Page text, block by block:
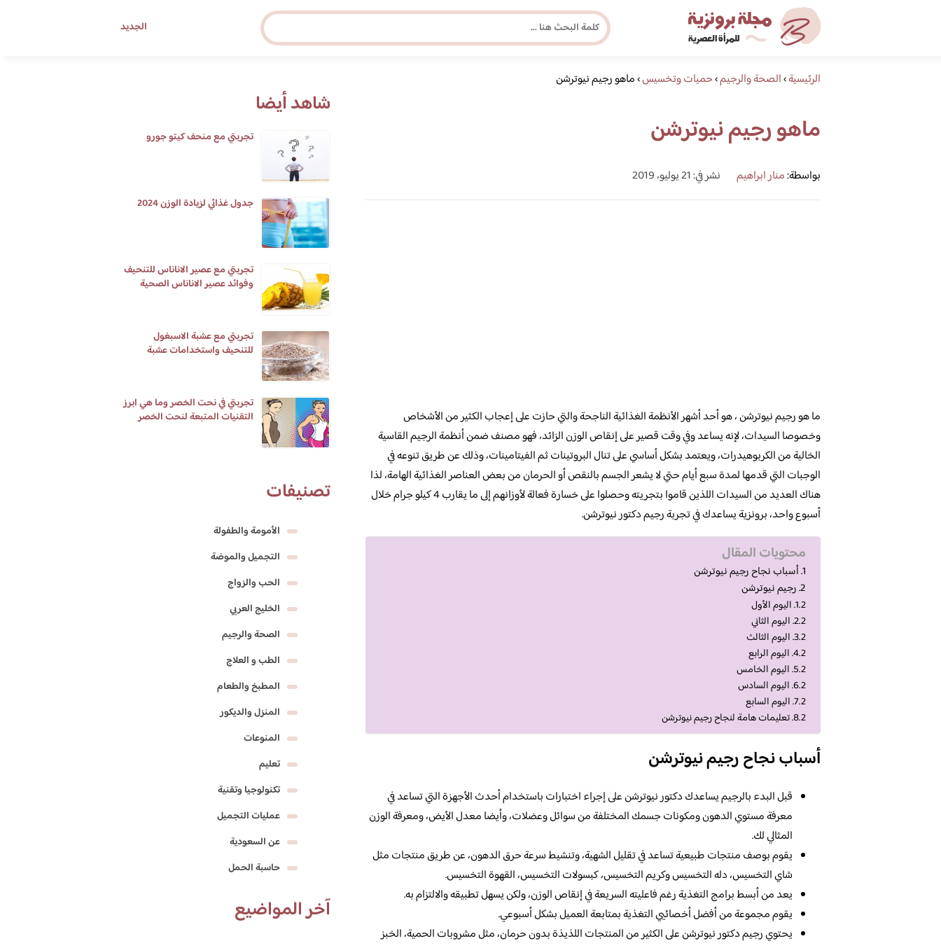
الجديد
مجلة برونزية للفتاة العصرية الرئيسية›الصحة والرجيم›حميات وتخسيس›ماهو رجيم نيوترشن
ماهو رجيم نيوترشن
بواسطة:منار ابراهيم نشر في: 21 يوليو، 2019
ما هو رجيم نيوترشن ، هو أحد أشهر الأنظمة الغذائية الناجحة والتي حازت على إعجاب الكثير من الأشخاص
وخصوصا السيدات، لإنه يساعد وفي وقت قصير على إنقاص الوزن الزائد، فهو مصنف ضمن أنظمة الرجيم القاسية
الخالية من الكربوهيدرات، ويعتمد بشكل أساسي على تنال البروتينات ثم الفيتامينات، وذلك عن طريق تنوعه في
الوجبات التي قدمها لمدة سبع أيام حتي لا يشعر الجسم بالنقص أو الحرمان من بعض العناصر الغذائية الهامة، لذا
هناك العديد من السيدات اللذين قاموا بتجريته وحصلوا على خسارة فعالة لأوزانهم إلى ما يقارب 4 كيلو جرام خلال
أسبوع واحد، برونزية يساعدك في تجربة رجيم دكتور نيوترشن.
محتويات المقال
أسباب نجاح رجيم نيوترشن
رجيم نيوترشن
اليوم الأول
اليوم الثاني
اليوم الثالث
اليوم الرابع
اليوم الخامس
اليوم السادس
اليوم السابع
تعليمات هامة لنجاح رجيم نيوترشن
أسباب نجاح رجيم نيوترشن
قبل البدء بالرجيم يساعدك دكتور نيوترشن على إجراء اختبارات باستخدام أحدث الأجهزة التي تساعد في
معرفة مستوي الدهون ومكونات جسمك المختلفة من سوائل وعضلات، وأيضا معدل الأيض، ومعرفة الوزن
المثالي لك.
يقوم بوصف منتجات طبيعية تساعد في تقليل الشهية، وتنشيط سرعة حرق الدهون، عن طريق منتجات مثل
شاي التخسيس، دله التخسيس وكريم التخسيس، كبسولات التخسيس، القهوة التخسيس.
يعد من أبسط برامج التغذية رغم فاعليته السريعة في إنقاص الوزن، ولكن يسهل تطبيقه والالتزام به.
يقوم مجموعة من أفضل أخصائيي التغذية بمتابعة العميل بشكل أسبوعي.
يحتوي رجيم دكتور نيوترشن على الكثير من المنتجات اللذيذة بدون حرمان، مثل مشروبات الحمية، الخبز
شاهد أيضا
تجربتي مع منحف كيتو جورو
جدول غذائي لزيادة الوزن 2024
تجربتي مع عصير الاناناس للتنحيف
وفوائد عصير الاناناس الصحية
تجربتي مع عشبة الاسبغول
للتنحيف واستخدامات عشبة
تجربتي في نحت الخصر وما هي ابرز
التقنيات المتبعة لنحت الخصر
تصنيفات
الأمومة والطفولة
التجميل والموضة
الحب والزواج
الخليج العربي
الصحة والرجيم
الطب و العلاج
المطبخ والطعام
المنزل والديكور
المنوعات
تعليم
تكنولوجيا وتقنية
عمليات التجميل
عن السعودية
حاسبة الحمل
آخر المواضيع